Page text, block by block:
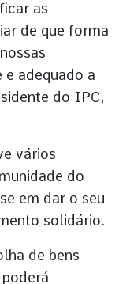
as
de que forma
adequado a
do IPC,
vários
do
em dar o seu
solidário.
de bens